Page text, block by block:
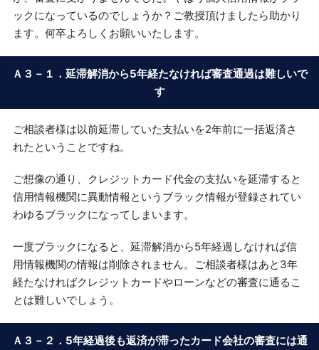
ックになっているのでしょうか？ご教授頂けましたら助かり
ます。何卒よろしくお願いいたします。
Ａ３－１．延滞解消から5年経たなければ審査通過は難しいで
す
ご相談者様は以前延滞していた支払いを2年前に一括返済さ
れたということですね。
ご想像の通り、クレジットカード代金の支払いを延滞すると
信用情報機関に異動情報というブラック情報が登録されてい
わゆるブラックになってしまいます。
一度ブラックになると、延滞解消から5年経過しなければ信
用情報機関の情報は削除されません。ご相談者様はあと3年
経たなければクレジットカードやローンなどの審査に通るこ
とは難しいでしょう。
Ａ３－２．5年経過後も返済が滞ったカード会社の審査には通